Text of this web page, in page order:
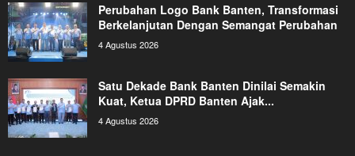
Perubahan Logo Bank Banten, Transformasi
Berkelanjutan Dengan Semangat Perubahan
4 Agustus 2026
Satu Dekade Bank Banten Dinilai Semakin
Kuat, Ketua DPRD Banten Ajak...
4 Agustus 2026